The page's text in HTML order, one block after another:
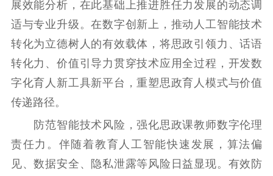
展效能分析，在此基础上推进胜任力发展的动态调
适与专业升级。在数字创新上，推动人工智能技术
转化为立德树人的有效载体，将思政引领力、话语
转化力、价值引导力贯穿技术应用全过程，开发数
字化育人新工具新平台，重塑思政育人模式与价值
传递路径。
防范智能技术风险，强化思政课教师数字伦理
责任力。伴随着教育人工智能快速发展，算法偏
见、数据安全、隐私泄露等风险日益显现。有效防